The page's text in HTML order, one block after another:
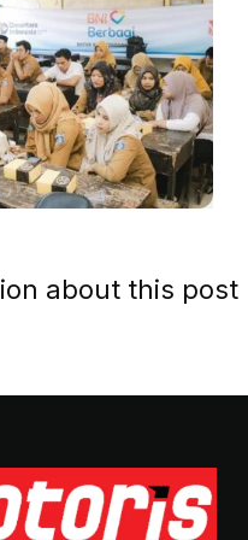
about this post